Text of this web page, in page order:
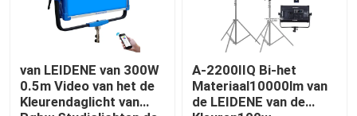
Draagbare LEIDENE Filmlichten
RGB LEIDENE Filmlichten
van LEIDENE van 300W
0.5m Video van het de
Kleurendaglicht van
A-2200IIQ Bi-het
Materiaal10000lm van
de LEIDENE van de